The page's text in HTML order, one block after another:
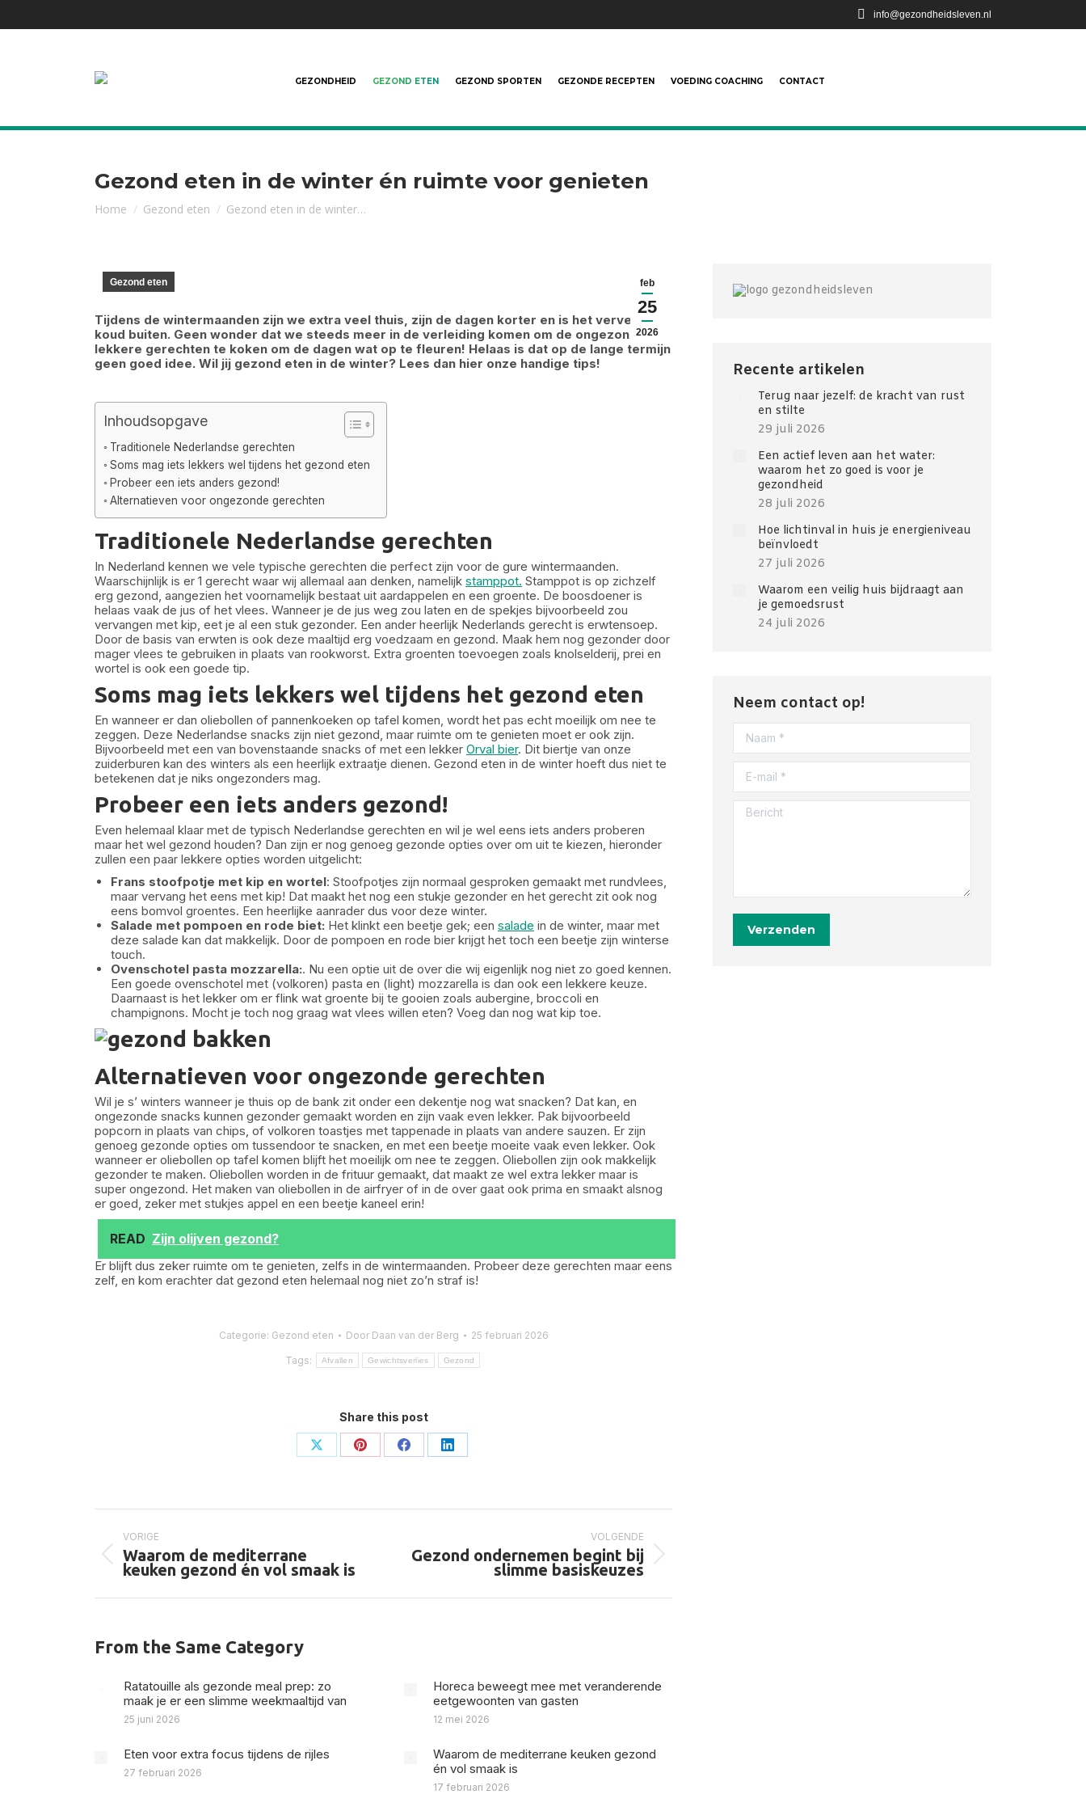
info@gezondheidsleven.nl
GEZONDHEID GEZOND ETEN GEZOND SPORTEN GEZONDE RECEPTEN VOEDING COACHING CONTACT
Gezond eten in de winter én ruimte voor genieten
Je bent hier:
Home Gezond eten Gezond eten in de winter…
feb
25
2026
Gezond eten
Tijdens de wintermaanden zijn we extra veel thuis, zijn de dagen korter en is het vervelend
koud buiten. Geen wonder dat we steeds meer in de verleiding komen om de ongezondere,
lekkere gerechten te koken om de dagen wat op te fleuren! Helaas is dat op de lange termijn
geen goed idee. Wil jij gezond eten in de winter? Lees dan hier onze handige tips!
Inhoudsopgave
Traditionele Nederlandse gerechten
Soms mag iets lekkers wel tijdens het gezond eten
Probeer een iets anders gezond!
Alternatieven voor ongezonde gerechten
Traditionele Nederlandse gerechten
In Nederland kennen we vele typische gerechten die perfect zijn voor de gure wintermaanden.
Waarschijnlijk is er 1 gerecht waar wij allemaal aan denken, namelijk stamppot. Stamppot is op zichzelf
erg gezond, aangezien het voornamelijk bestaat uit aardappelen en een groente. De boosdoener is
helaas vaak de jus of het vlees. Wanneer je de jus weg zou laten en de spekjes bijvoorbeeld zou
vervangen met kip, eet je al een stuk gezonder. Een ander heerlijk Nederlands gerecht is erwtensoep.
Door de basis van erwten is ook deze maaltijd erg voedzaam en gezond. Maak hem nog gezonder door
mager vlees te gebruiken in plaats van rookworst. Extra groenten toevoegen zoals knolselderij, prei en
wortel is ook een goede tip.
Soms mag iets lekkers wel tijdens het gezond eten
En wanneer er dan oliebollen of pannenkoeken op tafel komen, wordt het pas echt moeilijk om nee te
zeggen. Deze Nederlandse snacks zijn niet gezond, maar ruimte om te genieten moet er ook zijn.
Bijvoorbeeld met een van bovenstaande snacks of met een lekker Orval bier. Dit biertje van onze
zuiderburen kan des winters als een heerlijk extraatje dienen. Gezond eten in de winter hoeft dus niet te
betekenen dat je niks ongezonders mag.
Probeer een iets anders gezond!
Even helemaal klaar met de typisch Nederlandse gerechten en wil je wel eens iets anders proberen
maar het wel gezond houden? Dan zijn er nog genoeg gezonde opties over om uit te kiezen, hieronder
zullen een paar lekkere opties worden uitgelicht:
Frans stoofpotje met kip en wortel: Stoofpotjes zijn normaal gesproken gemaakt met rundvlees,
maar vervang het eens met kip! Dat maakt het nog een stukje gezonder en het gerecht zit ook nog
eens bomvol groentes. Een heerlijke aanrader dus voor deze winter.
Salade met pompoen en rode biet: Het klinkt een beetje gek; een salade in de winter, maar met
deze salade kan dat makkelijk. Door de pompoen en rode bier krijgt het toch een beetje zijn winterse
touch.
Ovenschotel pasta mozzarella:. Nu een optie uit de over die wij eigenlijk nog niet zo goed kennen.
Een goede ovenschotel met (volkoren) pasta en (light) mozzarella is dan ook een lekkere keuze.
Daarnaast is het lekker om er flink wat groente bij te gooien zoals aubergine, broccoli en
champignons. Mocht je toch nog graag wat vlees willen eten? Voeg dan nog wat kip toe.
Alternatieven voor ongezonde gerechten
Wil je s’ winters wanneer je thuis op de bank zit onder een dekentje nog wat snacken? Dat kan, en
ongezonde snacks kunnen gezonder gemaakt worden en zijn vaak even lekker. Pak bijvoorbeeld
popcorn in plaats van chips, of volkoren toastjes met tappenade in plaats van andere sauzen. Er zijn
genoeg gezonde opties om tussendoor te snacken, en met een beetje moeite vaak even lekker. Ook
wanneer er oliebollen op tafel komen blijft het moeilijk om nee te zeggen. Oliebollen zijn ook makkelijk
gezonder te maken. Oliebollen worden in de frituur gemaakt, dat maakt ze wel extra lekker maar is
super ongezond. Het maken van oliebollen in de airfryer of in de over gaat ook prima en smaakt alsnog
er goed, zeker met stukjes appel en een beetje kaneel erin!
READ Zijn olijven gezond?
Er blijft dus zeker ruimte om te genieten, zelfs in de wintermaanden. Probeer deze gerechten maar eens
zelf, en kom erachter dat gezond eten helemaal nog niet zo’n straf is!
Categorie: Gezond eten Door Daan van der Berg 25 februari 2026
Tags: Afvallen Gewichtsverlies Gezond
Share this post
Deel
Deel
Deel
Deel
Bericht
navigatie
VORIGE
Vorig
bericht
Waarom de mediterrane
keuken gezond én vol smaak is
VOLGENDE
Volgend
Gezond ondernemen begint bij
slimme basiskeuzes
From the Same Category
Ratatouille als gezonde meal prep: zo
maak je er een slimme weekmaaltijd van
25 juni 2026
Horeca beweegt mee met veranderende
eetgewoonten van gasten
12 mei 2026
Eten voor extra focus tijdens de rijles
27 februari 2026
Waarom de mediterrane keuken gezond
én vol smaak is
17 februari 2026
Recente artikelen
Terug naar jezelf: de kracht van rust
en stilte
29 juli 2026
Een actief leven aan het water:
waarom het zo goed is voor je
gezondheid
28 juli 2026
Hoe lichtinval in huis je energieniveau
beïnvloedt
27 juli 2026
Waarom een veilig huis bijdraagt aan
je gemoedsrust
24 juli 2026
Neem contact op!
Naam *
E-mail *
Bericht
Verzenden